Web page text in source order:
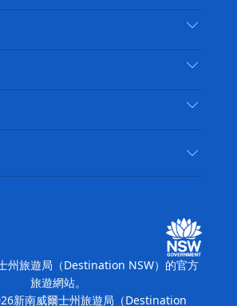
旅行
遊局（Destination NSW）媒體中
樂節
州旅遊局（Destination NSW）的官方
旅遊網站。
新南威爾士州旅遊局（Destination